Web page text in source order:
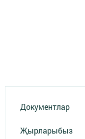
Документлар
Җырларыбыз